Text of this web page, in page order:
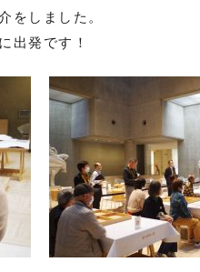
をしました。
出発です！